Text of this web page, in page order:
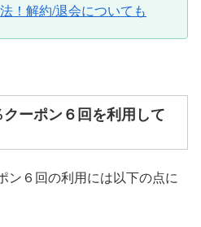
！解約/退会についても
ーポン６回を利用して
ン６回の利用には以下の点に